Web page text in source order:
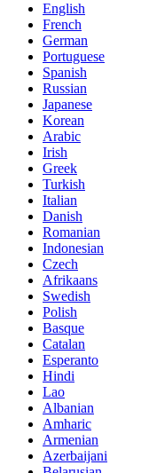
English
French
German
Portuguese
Spanish
Russian
Japanese
Korean
Arabic
Irish
Greek
Turkish
Italian
Danish
Romanian
Indonesian
Czech
Afrikaans
Swedish
Polish
Basque
Catalan
Esperanto
Hindi
Lao
Albanian
Amharic
Armenian
Azerbaijani